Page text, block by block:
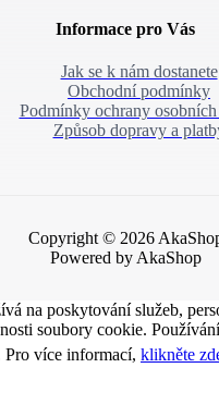
Informace pro Vás
Jak se k nám dostanete
Obchodní podmínky
Podmínky ochrany
Způsob dopravy a
Copyright © 2026
Powered by AkaShop
na poskytování služeb,
soubory cookie.
Pro více informací, klikněte